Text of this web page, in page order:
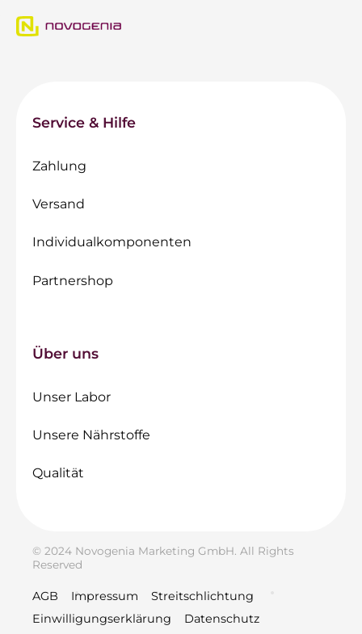
Service & Hilfe
Zahlung
Versand
Individualkomponenten
Partnershop
Über uns
Unser Labor
Unsere Nährstoffe
Qualität
© 2024 Novogenia Marketing GmbH. All Rights
Reserved
AGB Impressum
Streitschlichtung
Einwilligungserklärung
Datenschutz